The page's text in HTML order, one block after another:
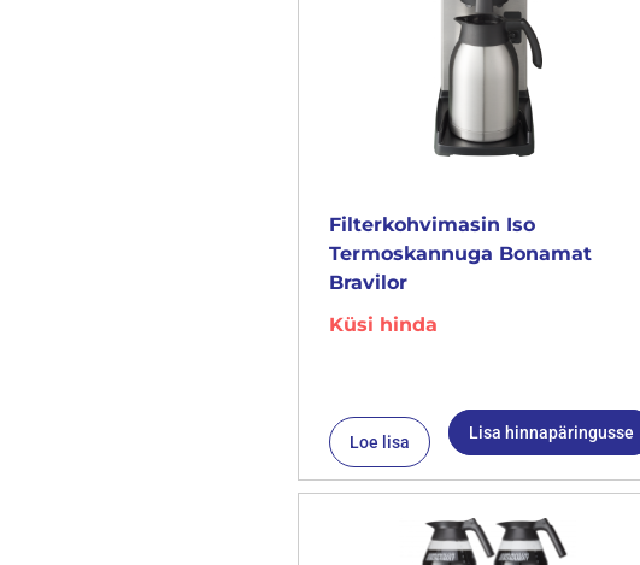
Filterkohvimasin Iso
Termoskannuga Bonamat
Bravilor
Küsi hinda
Loe lisa Lisa hinnapäringusse